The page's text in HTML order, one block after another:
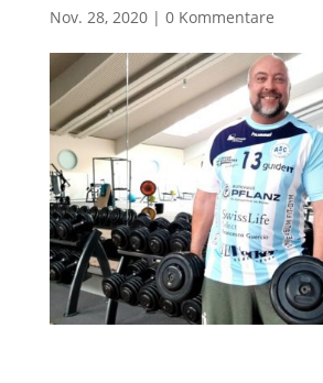
Nov. 28, 2020| 0 Kommentare